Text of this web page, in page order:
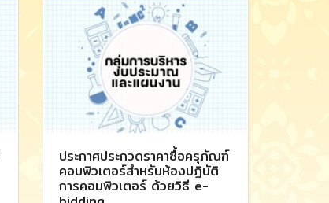
ประกาศประกวดราคาซื้อครุภัณฑ์
คอมพิวเตอร์สำหรับห้องปฏิบัติ
การคอมพิวเตอร์ ด้วยวิธี e-